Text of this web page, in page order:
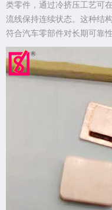
类零件，通过冷挤压工艺可
流线保持连续状态。这种结
符合汽车零部件对长期可靠性